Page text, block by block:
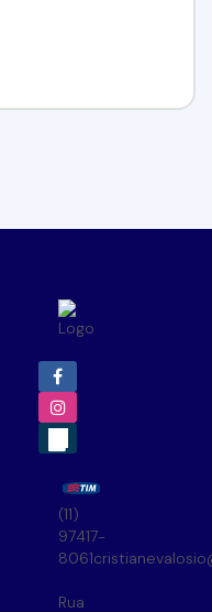
(11)
97417-
8061
Rua